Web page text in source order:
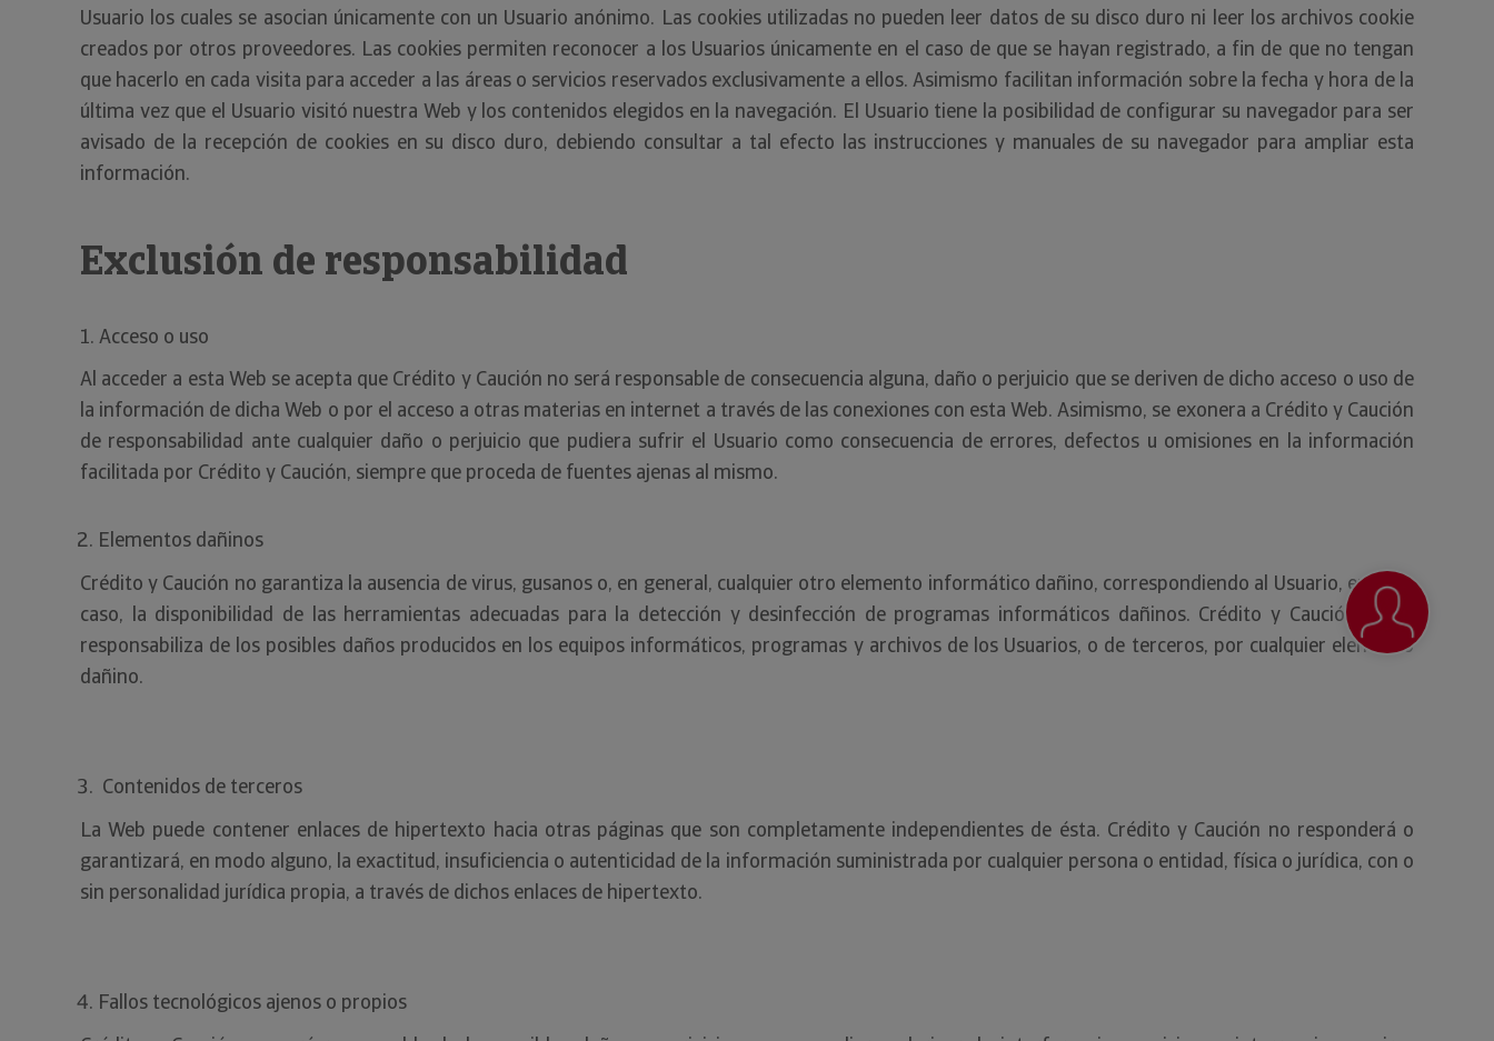
Usuario los cuales se asocian únicamente con un Usuario anónimo. Las cookies utilizadas no pueden leer datos de su disco duro ni leer los archivos cookie
creados por otros proveedores. Las cookies permiten reconocer a los Usuarios únicamente en el caso de que se hayan registrado, a fin de que no tengan
que hacerlo en cada visita para acceder a las áreas o servicios reservados exclusivamente a ellos. Asimismo facilitan información sobre la fecha y hora de la
última vez que el Usuario visitó nuestra Web y los contenidos elegidos en la navegación. El Usuario tiene la posibilidad de configurar su navegador para ser
avisado de la recepción de cookies en su disco duro, debiendo consultar a tal efecto las instrucciones y manuales de su navegador para ampliar esta
información.
Exclusión de responsabilidad
1. Acceso o uso
Al acceder a esta Web se acepta que Crédito y Caución no será responsable de consecuencia alguna, daño o perjuicio que se deriven de dicho acceso o uso de
la información de dicha Web o por el acceso a otras materias en internet a través de las conexiones con esta Web. Asimismo, se exonera a Crédito y Caución
de responsabilidad ante cualquier daño o perjuicio que pudiera sufrir el Usuario como consecuencia de errores, defectos u omisiones en la información
facilitada por Crédito y Caución, siempre que proceda de fuentes ajenas al mismo.
Elementos dañinos
Crédito y Caución no garantiza la ausencia de virus, gusanos o, en general, cualquier otro elemento informático dañino, correspondiendo al Usuario, en todo
caso, la disponibilidad de las herramientas adecuadas para la detección y desinfección de programas informáticos dañinos. Crédito y Caución no se
responsabiliza de los posibles daños producidos en los equipos informáticos, programas y archivos de los Usuarios, o de terceros, por cualquier elemento
dañino.
Contenidos de terceros
La Web puede contener enlaces de hipertexto hacia otras páginas que son completamente independientes de ésta. Crédito y Caución no responderá o
garantizará, en modo alguno, la exactitud, insuficiencia o autenticidad de la información suministrada por cualquier persona o entidad, física o jurídica, con o
sin personalidad jurídica propia, a través de dichos enlaces de hipertexto.
Fallos tecnológicos ajenos o propios